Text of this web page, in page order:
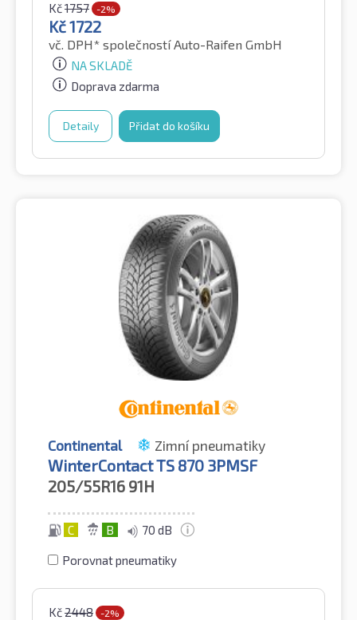
Kč1757 -2%
Kč1722
vč. DPH* společností Auto-Raifen GmbH
NA SKLADĚ
Doprava zdarma
Detaily Přidat do košíku
Continental Zimní pneumatiky
WinterContact TS 870 3PMSF
205/55R16 91H
C B 70 dB
Porovnat pneumatiky
Kč2448 -2%